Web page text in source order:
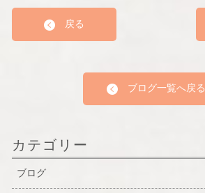
戻る
ブログ一覧へ戻る
カテゴリー
ブログ